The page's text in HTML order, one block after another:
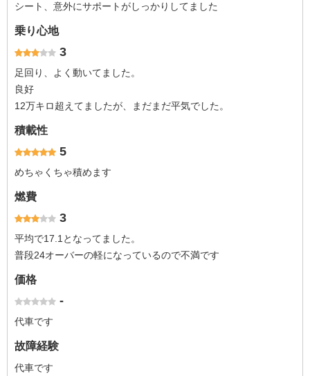
シート、意外にサポートがしっかりしてました
乗り心地
3
足回り、よく動いてました。
良好
12万キロ超えてましたが、まだまだ平気でした。
積載性
5
めちゃくちゃ積めます
燃費
3
平均で17.1となってました。
普段24オーバーの軽になっているので不満です
価格
-
代車です
故障経験
代車です